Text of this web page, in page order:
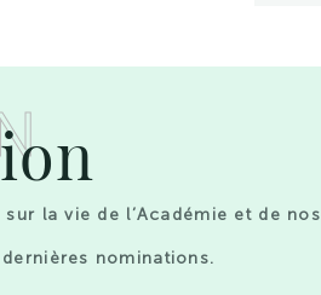
la vie de l’Académie et de nos
nominations.